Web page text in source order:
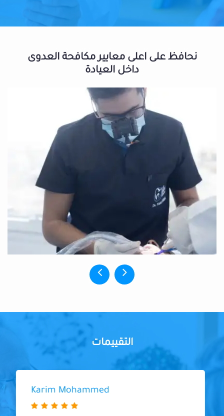
نحافظ على اعلى معايير مكافحة العدوى
داخل العيادة
التقييمات
Karim Mohammed